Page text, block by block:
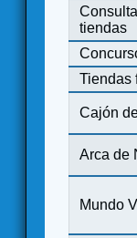
tiendas
Tiendas
Cajón
Arca de
Mundo